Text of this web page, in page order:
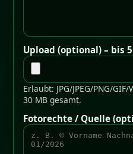
Upload (optional) – bis
Erlaubt: JPG/JPEG/PNG/
30 MB gesamt.
Fotorechte / Quelle